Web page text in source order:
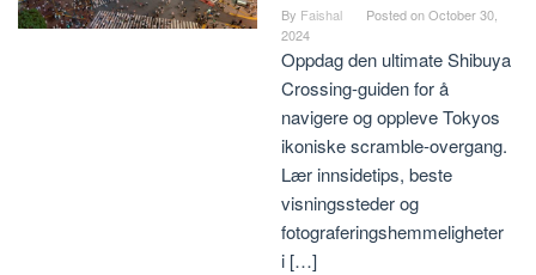
By Faishal Posted onOctober 30,
2024
Oppdag den ultimate Shibuya
Crossing-guiden for å
navigere og oppleve Tokyos
ikoniske scramble-overgang.
Lær innsidetips, beste
visningssteder og
fotograferingshemmeligheter
i […]